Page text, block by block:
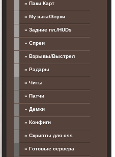
» Паки Карт
» Музыка/Звуки
» Задние пл./HUDs
» Спреи
» Взрывы/Выстрел
» Радары
» Читы
» Патчи
» Демки
» Конфиги
» Скрипты для css
» Готовые сервера